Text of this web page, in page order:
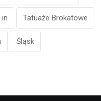
Tatuaże Brokatowe
Śląsk